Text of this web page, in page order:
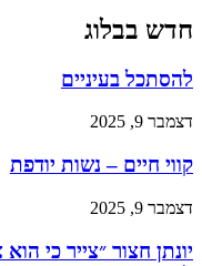
חדש בבלוג
להסתכל בעיניים
דצמבר 9, 2025
קווי חיים – נשות יודפת
דצמבר 9, 2025
יונתן חצור ״צייר כי